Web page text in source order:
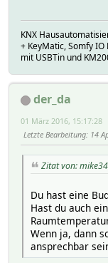
KNX
+ KeyMatic, Somfy IO
mit USBTin und
der_da
01 März 2016, 15:17:28
Letzte Bearbeitung: 14
Zitat von:
Du hast eine
Hast du auch
Wenn ja, dann
ansprechbar